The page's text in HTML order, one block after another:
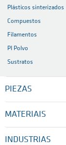
Plásticos sinterizados
Compuestos
Filamentos
PI Polvo
Sustratos
PIEZAS
MATERIAIS
INDUSTRIAS